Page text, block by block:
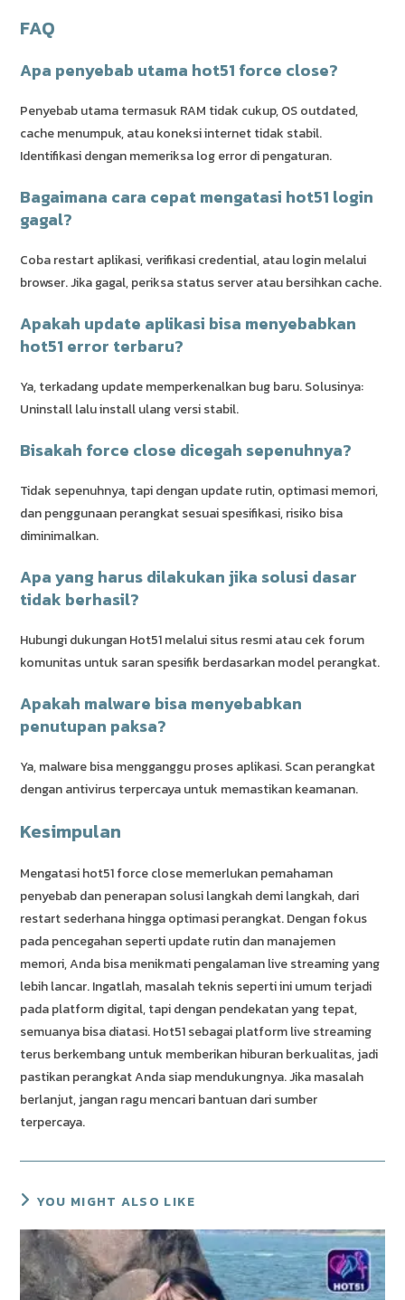
FAQ
Apa penyebab utama hot51 force close?
Penyebab utama termasuk RAM tidak cukup, OS outdated,
cache menumpuk, atau koneksi internet tidak stabil.
Identifikasi dengan memeriksa log error di pengaturan.
Bagaimana cara cepat mengatasi hot51 login
gagal?
Coba restart aplikasi, verifikasi credential, atau login melalui
browser. Jika gagal, periksa status server atau bersihkan cache.
Apakah update aplikasi bisa menyebabkan
hot51 error terbaru?
Ya, terkadang update memperkenalkan bug baru. Solusinya:
Uninstall lalu install ulang versi stabil.
Bisakah force close dicegah sepenuhnya?
Tidak sepenuhnya, tapi dengan update rutin, optimasi memori,
dan penggunaan perangkat sesuai spesifikasi, risiko bisa
diminimalkan.
Apa yang harus dilakukan jika solusi dasar
tidak berhasil?
Hubungi dukungan Hot51 melalui situs resmi atau cek forum
komunitas untuk saran spesifik berdasarkan model perangkat.
Apakah malware bisa menyebabkan
penutupan paksa?
Ya, malware bisa mengganggu proses aplikasi. Scan perangkat
dengan antivirus terpercaya untuk memastikan keamanan.
Kesimpulan
Mengatasi hot51 force close memerlukan pemahaman
penyebab dan penerapan solusi langkah demi langkah, dari
restart sederhana hingga optimasi perangkat. Dengan fokus
pada pencegahan seperti update rutin dan manajemen
memori, Anda bisa menikmati pengalaman live streaming yang
lebih lancar. Ingatlah, masalah teknis seperti ini umum terjadi
pada platform digital, tapi dengan pendekatan yang tepat,
semuanya bisa diatasi. Hot51 sebagai platform live streaming
terus berkembang untuk memberikan hiburan berkualitas, jadi
pastikan perangkat Anda siap mendukungnya. Jika masalah
berlanjut, jangan ragu mencari bantuan dari sumber
terpercaya.
YOU MIGHT ALSO LIKE